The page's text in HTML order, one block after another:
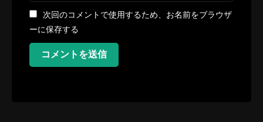
次回のコメントで使用するため、お名前をブラウザ
ーに保存する
コメントを送信